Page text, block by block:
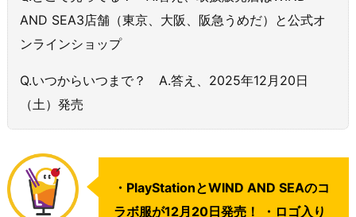
AND SEA3店舗（東京、大阪、阪急うめだ）と公式オ
ンラインショップ
Q.いつからいつまで？ A.答え、2025年12月20日
（土）発売
・PlayStationとWIND AND SEAのコ
ラボ服が12月20日発売！ ・ロゴ入り